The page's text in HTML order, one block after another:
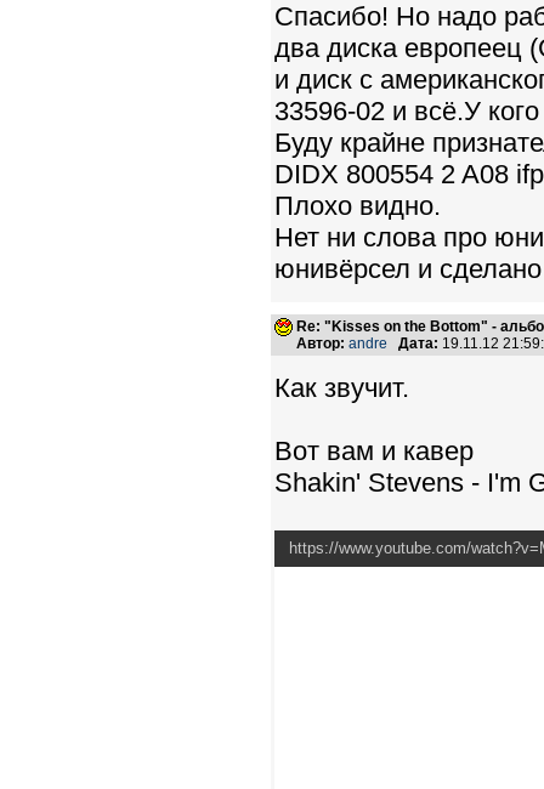
Спасибо! Но надо
два диска европеец
и диск с
33596-02 и всё.У
Буду крайне
DIDX 800554 2 A08
Плохо видно.
Нет ни слова про
юнивёрсел и
Re: "Kisses on the Bottom" -
Автор: andre Дата: 19.11.12
Как звучит.
Вот вам и кавер
Shakin' Stevens - I'm
https://www.youtube.com/